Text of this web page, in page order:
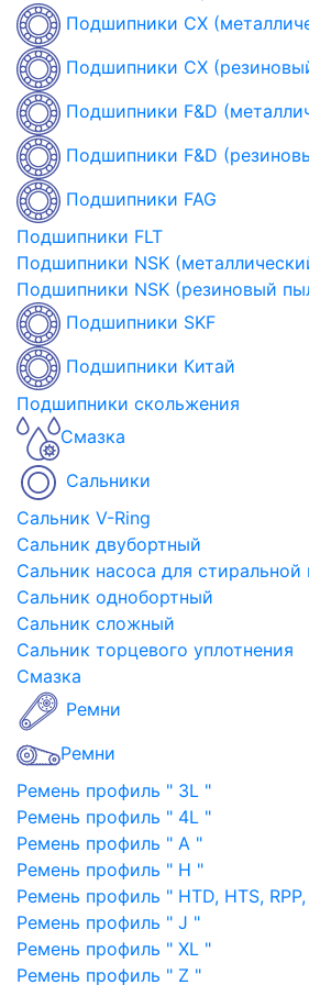
Подшипники CX
Подшипники CX
Подшипники F&D
Подшипники F&D
Подшипники FAG
Подшипники FLT
Подшипники NSK
Подшипники NSK (резиновый
Подшипники SKF
Подшипники Китай
Подшипники скольжения
Смазка
Сальники
Сальник V-Ring
Сальник двубортный
Сальник насоса для
Сальник однобортный
Сальник сложный
Сальник торцевого уплотнения
Смазка
Ремни
Ремни
Ремень профиль " 3L "
Ремень профиль " 4L "
Ремень профиль " A "
Ремень профиль " H "
Ремень профиль " HTD, HTS,
Ремень профиль " J "
Ремень профиль " XL "
Ремень профиль " Z "